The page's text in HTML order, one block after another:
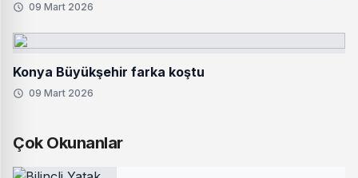
09 Mart 2026
Konya Büyükşehir farka koştu
09 Mart 2026
Çok Okunanlar